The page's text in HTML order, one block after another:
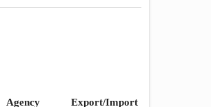
Agency Export/Import